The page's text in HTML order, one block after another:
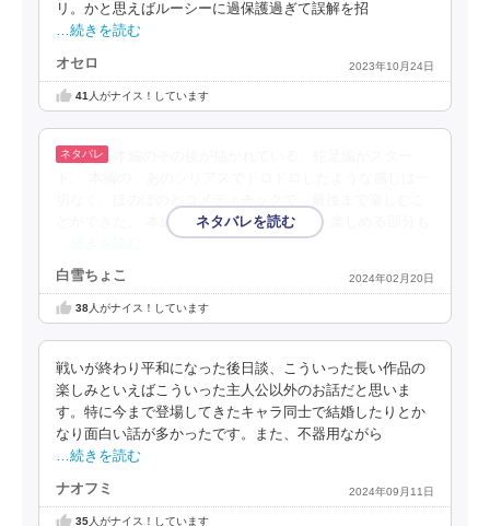
リ。かと思えばルーシーに過保護過ぎて誤解を招
…続きを読む
オセロ 2023年10月24日
41 人がナイス！しています
とができた。 本編を読んでいるからこそ、楽しめる部分も
白雪ちょこ 2024年02月20日
38人がナイス！しています
戦いが終わり平和になった後日談、こういった長い作品の
楽しみといえばこういった主人公以外のお話だと思いま
す。特に今まで登場してきたキャラ同士で結婚したりとか
なり面白い話が多かったです。また、不器用ながら
…続きを読む
ナオフミ 2024年09月11日
35人がナイス！しています